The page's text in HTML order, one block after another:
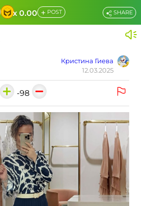
x 0.00 + POST
Кристина Гиева
12.03.2025
SHARE
-98